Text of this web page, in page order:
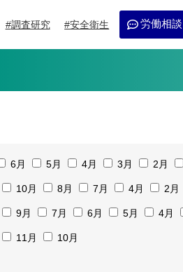
調査研究 安全衛生 労働相談
6月 5月 4月 3月 2月
10月 8月 7月 4月 2月
9月 7月 6月 5月 4月
11月 10月